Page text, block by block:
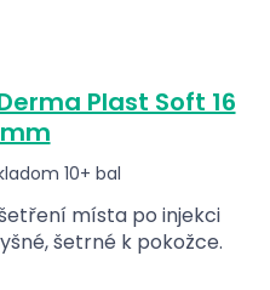
Plast Soft 16
10+ bal
místa po injekci
šetrné k pokožce.